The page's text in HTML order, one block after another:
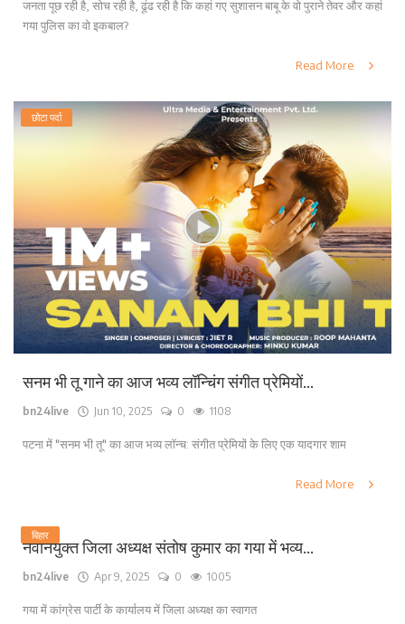
जनता पूछ रही है, सोच रही है, ढूंढ रही है कि कहां गए सुशासन बाबू के वो पुराने तेवर और कहां
गया पुलिस का वो इकबाल?
Read More
छोटा पर्दा
सनम भी तू गाने का आज भव्य लॉन्चिंग संगीत प्रेमियों...
bn24live Jun 10, 2025 0 1108
पटना में "सनम भी तू" का आज भव्य लॉन्च: संगीत प्रेमियों के लिए एक यादगार शाम
Read More
बिहार
नवनियुक्त जिला अध्यक्ष संतोष कुमार का गया में भव्य...
bn24live Apr 9, 2025 0 1005
गया में कांग्रेस पार्टी के कार्यालय में जिला अध्यक्ष का स्वागत